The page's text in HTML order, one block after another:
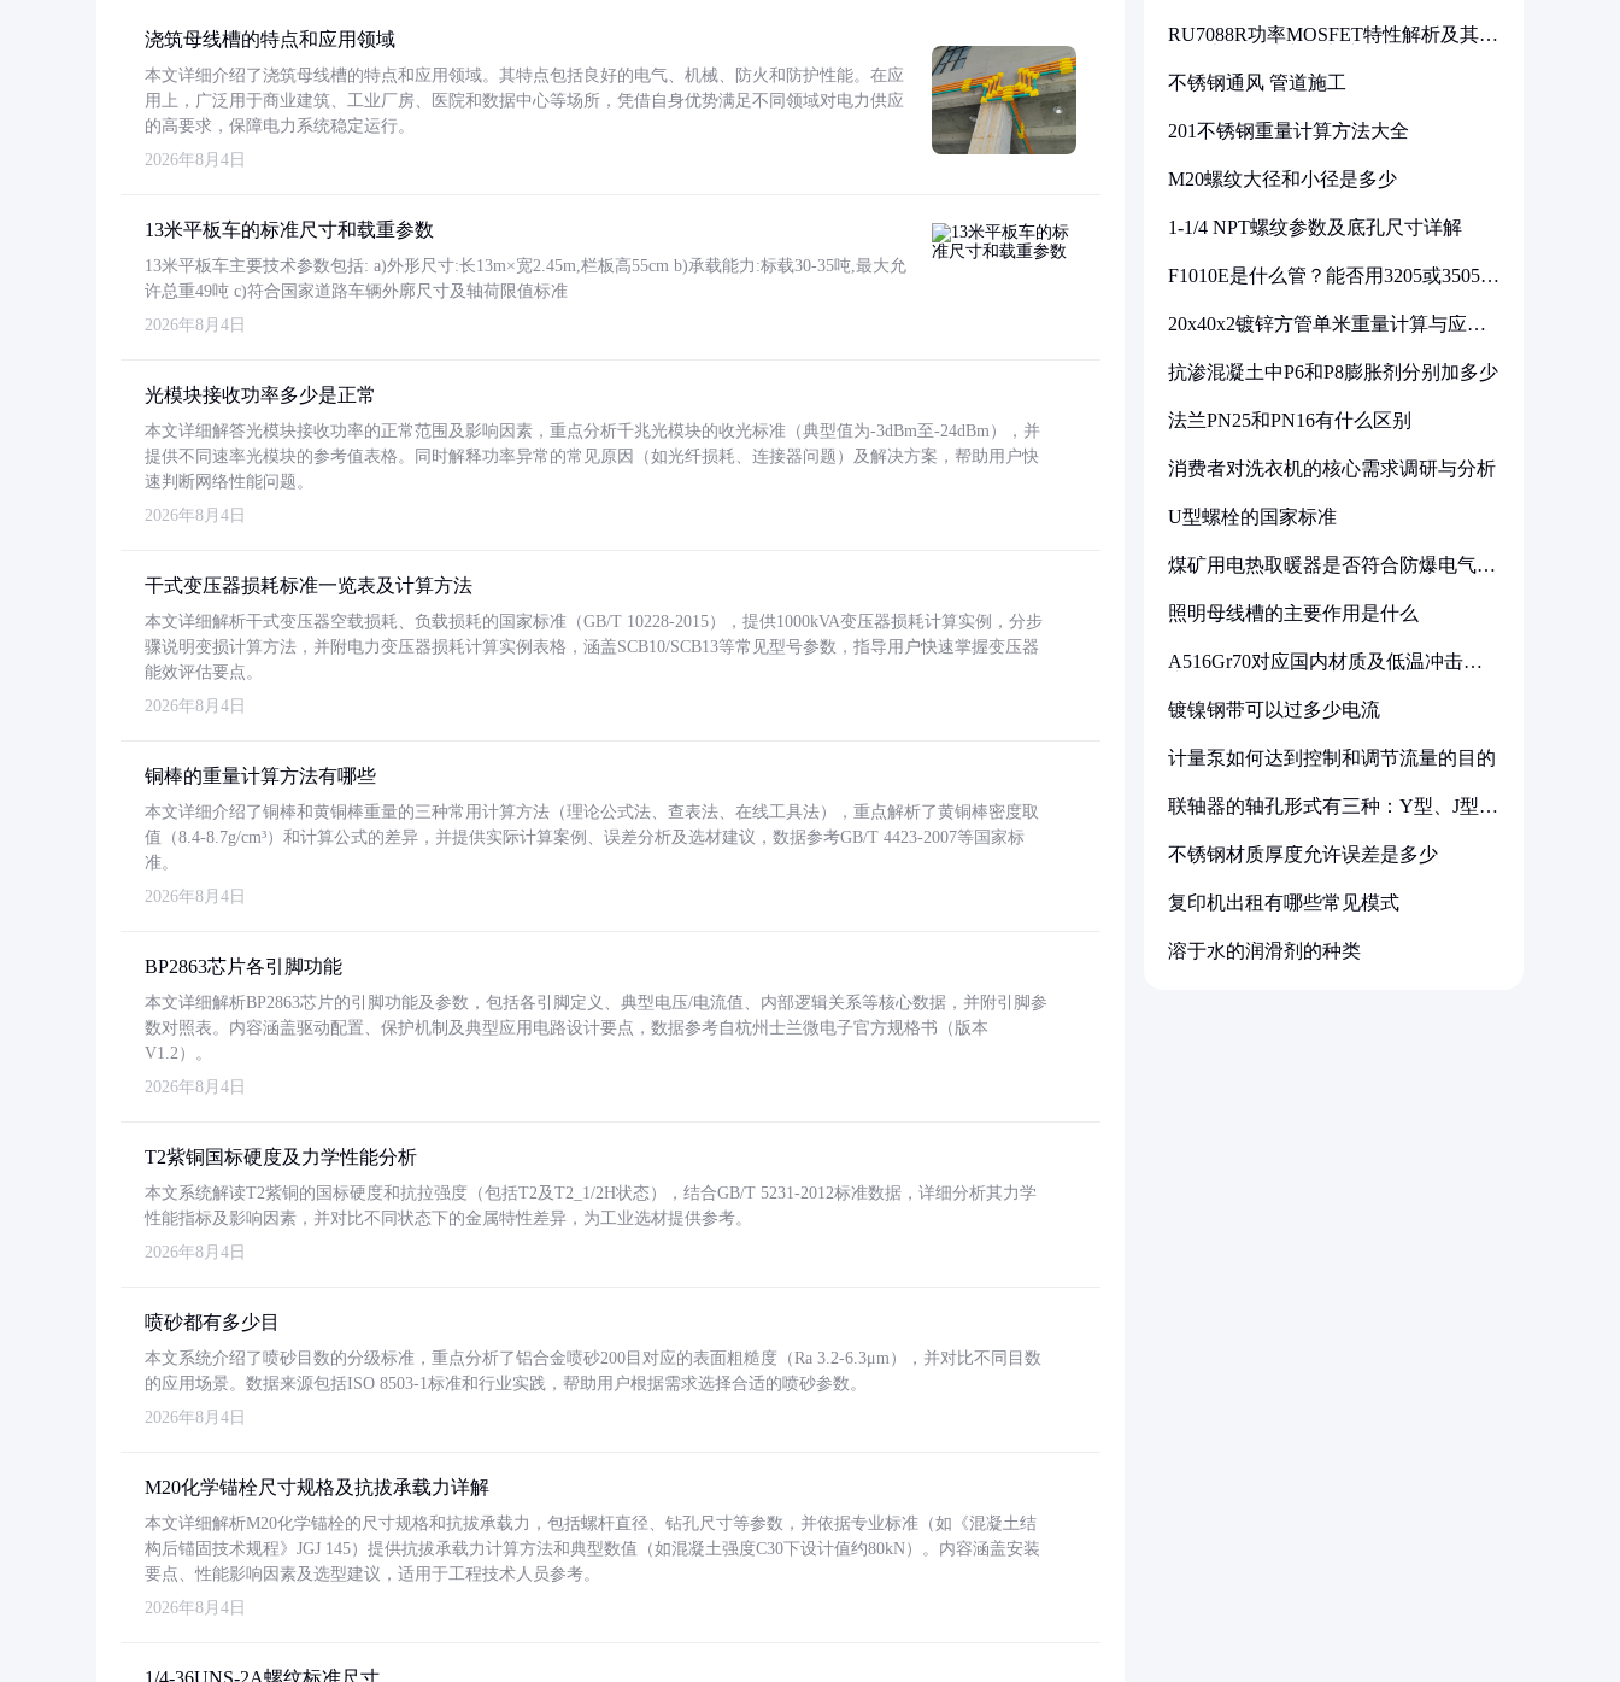
浇筑母线槽的特点和应用领域
本文详细介绍了浇筑母线槽的特点和应用领域。其特点包括良好的电气、机械、防火和防护性能。在应
用上，广泛用于商业建筑、工业厂房、医院和数据中心等场所，凭借自身优势满足不同领域对电力供应
的高要求，保障电力系统稳定运行。
2026年8月4日
13米平板车的标准尺寸和载重参数
13米平板车主要技术参数包括: a)外形尺寸:长13m×宽2.45m,栏板高55cm b)承载能力:标载30-35吨,最大允
许总重49吨 c)符合国家道路车辆外廓尺寸及轴荷限值标准
2026年8月4日
光模块接收功率多少是正常
本文详细解答光模块接收功率的正常范围及影响因素，重点分析千兆光模块的收光标准（典型值为-3dBm至-24dBm），并
提供不同速率光模块的参考值表格。同时解释功率异常的常见原因（如光纤损耗、连接器问题）及解决方案，帮助用户快
速判断网络性能问题。
2026年8月4日
干式变压器损耗标准一览表及计算方法
本文详细解析干式变压器空载损耗、负载损耗的国家标准（GB/T 10228-2015），提供1000kVA变压器损耗计算实例，分步
骤说明变损计算方法，并附电力变压器损耗计算实例表格，涵盖SCB10/SCB13等常见型号参数，指导用户快速掌握变压器
能效评估要点。
2026年8月4日
铜棒的重量计算方法有哪些
本文详细介绍了铜棒和黄铜棒重量的三种常用计算方法（理论公式法、查表法、在线工具法），重点解析了黄铜棒密度取
值（8.4-8.7g/cm³）和计算公式的差异，并提供实际计算案例、误差分析及选材建议，数据参考GB/T 4423-2007等国家标
准。
2026年8月4日
BP2863芯片各引脚功能
本文详细解析BP2863芯片的引脚功能及参数，包括各引脚定义、典型电压/电流值、内部逻辑关系等核心数据，并附引脚参
数对照表。内容涵盖驱动配置、保护机制及典型应用电路设计要点，数据参考自杭州士兰微电子官方规格书（版本
V1.2）。
2026年8月4日
T2紫铜国标硬度及力学性能分析
本文系统解读T2紫铜的国标硬度和抗拉强度（包括T2及T2_1/2H状态），结合GB/T 5231-2012标准数据，详细分析其力学
性能指标及影响因素，并对比不同状态下的金属特性差异，为工业选材提供参考。
2026年8月4日
喷砂都有多少目
本文系统介绍了喷砂目数的分级标准，重点分析了铝合金喷砂200目对应的表面粗糙度（Ra 3.2-6.3μm），并对比不同目数
的应用场景。数据来源包括ISO 8503-1标准和行业实践，帮助用户根据需求选择合适的喷砂参数。
2026年8月4日
M20化学锚栓尺寸规格及抗拔承载力详解
本文详细解析M20化学锚栓的尺寸规格和抗拔承载力，包括螺杆直径、钻孔尺寸等参数，并依据专业标准（如《混凝土结
构后锚固技术规程》JGJ 145）提供抗拔承载力计算方法和典型数值（如混凝土强度C30下设计值约80kN）。内容涵盖安装
要点、性能影响因素及选型建议，适用于工程技术人员参考。
2026年8月4日
1/4-36UNS-2A螺纹标准尺寸
RU7088R功率MOSFET特性解析及其在
不锈钢通风 管道施工
201不锈钢重量计算方法大全
M20螺纹大径和小径是多少
1-1/4 NPT螺纹参数及底孔尺寸详解
F1010E是什么管？能否用3205或3505代
20x40x2镀锌方管单米重量计算与应用
抗渗混凝土中P6和P8膨胀剂分别加多少
法兰PN25和PN16有什么区别
消费者对洗衣机的核心需求调研与分析
U型螺栓的国家标准
煤矿用电热取暖器是否符合防爆电气设
照明母线槽的主要作用是什么
A516Gr70对应国内材质及低温冲击要
镀镍钢带可以过多少电流
计量泵如何达到控制和调节流量的目的
联轴器的轴孔形式有三种：Y型、J型、
不锈钢材质厚度允许误差是多少
复印机出租有哪些常见模式
溶于水的润滑剂的种类